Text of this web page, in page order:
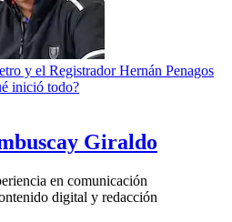
y el Registrador Hernán Penagos
inició todo?
Giraldo
en comunicación
digital y redacción